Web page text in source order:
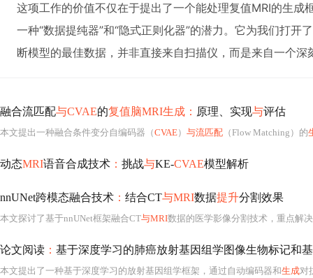
这项工作的价值不仅在于提出了一个能处理复值MRI的生成
一种“数据提纯器”和“隐式正则化器”的潜力。它为我们打开
断模型的最佳数据，并非直接来自扫描仪，而是来自一个深
融合流匹配与CVAE的复值脑MRI生成： 原理、实现与评估
本文提出一种融合条件变分自编码器（CVAE） 与流匹配 （Flow Matching）的
动态MRI语音合成技术 ： 挑战与KE-CVAE模型解析
nnUNet跨模态融合技术 ： 结合CT与MRI数据提升分割效果
本文探讨了基于nnUNet框架融合CT与MRI数据的医学影像分割技术，重点解决模态对齐、特征异质性和模态缺失等挑战。通过引
论文阅读 ： 基于深度学习的肺癌放射基因组学图像生物标记和
本文提出了一种基于深度学习的放射基因组学框架，通过自动编码器和生成对